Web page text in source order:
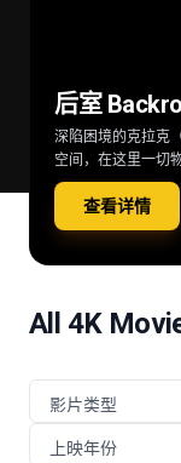
超级少女
当一位冷酷无情、
阿尔柯克 饰）——
伴结盟，横跨星际
查看详情
后室
深陷困境的克拉克
空间，在这里一切
终点也没有出路。
克意外踏入此地，
的恐惧与实体也在
查看详情
火遮眼
东南亚某处，失语
失踪觉醒猎杀本能
盟，在连番血战中
阿德（雅彦·鲁伊
飞的街头混战。
查看详情
The
在秩序动荡的银河
“银河系萌娃”古古
·贾伦身披贝斯卡
原力学徒古古，则
机。他们一同执行
查看详情
All 4K